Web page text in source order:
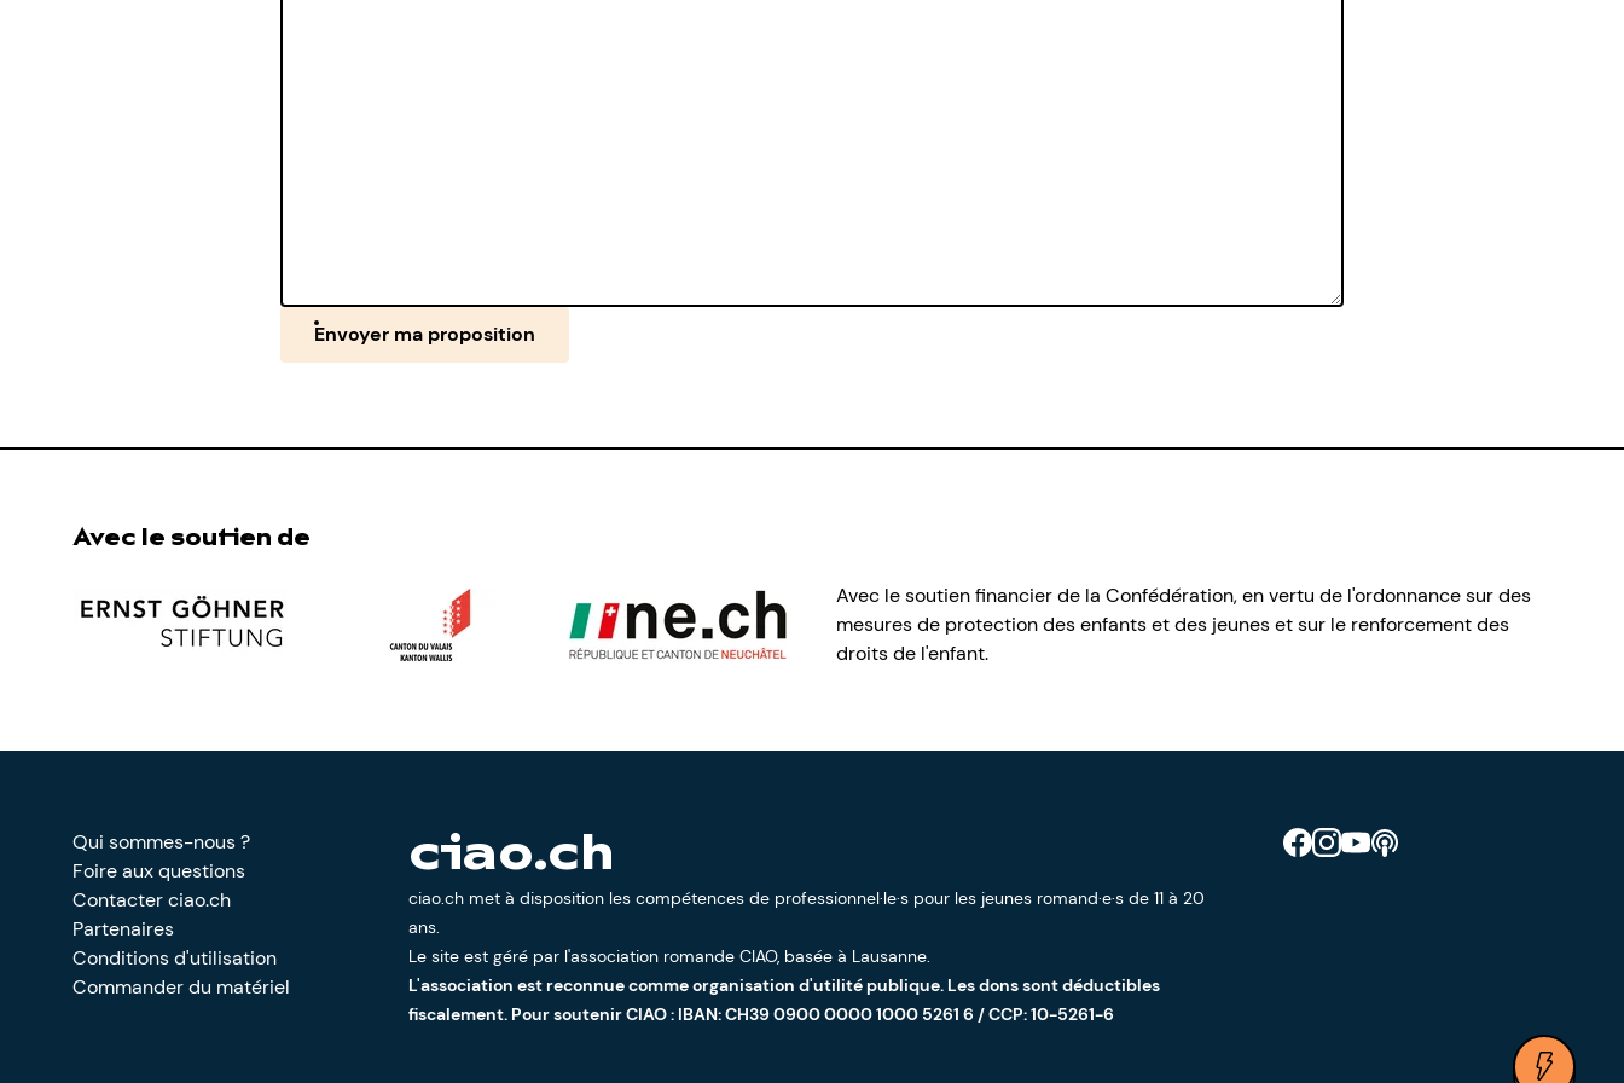
Envoyer ma proposition
Avec le soutien de
Avec le soutien financier de la Confédération, en vertu de l'ordonnance sur des
mesures de protection des enfants et des jeunes et sur le renforcement des
droits de l'enfant.
Retrouve CIAO sur Facebook
Retrouve CIAO sur Instagram
Retrouve CIAO sur YouTube
Découvre notre podcast
Qui sommes-nous ?
Foire aux questions
Contacter ciao.ch
Partenaires
Conditions d'utilisation
Commander du matériel
ciao.ch
ciao.ch met à disposition les compétences de professionnel·le·s pour les jeunes romand·e·s de 11 à 20
ans.
Le site est géré par l'association romande CIAO, basée à Lausanne.
L'association est reconnue comme organisation d'utilité publique. Les dons sont déductibles
fiscalement. Pour soutenir CIAO : IBAN: CH39 0900 0000 1000 5261 6 / CCP: 10-5261-6